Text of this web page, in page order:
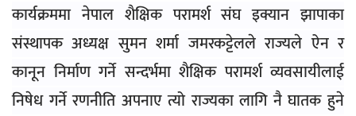
कार्यक्रममा नेपाल शैक्षिक परामर्श संघ इक्यान झापाका
संस्थापक अध्यक्ष सुमन शर्मा जमरकट्टेलले राज्यले ऐन र
कानून निर्माण गर्ने सन्दर्भमा शैक्षिक परामर्श व्यवसायीलाई
निषेध गर्ने रणनीति अपनाए त्यो राज्यका लागि नै घातक हुने